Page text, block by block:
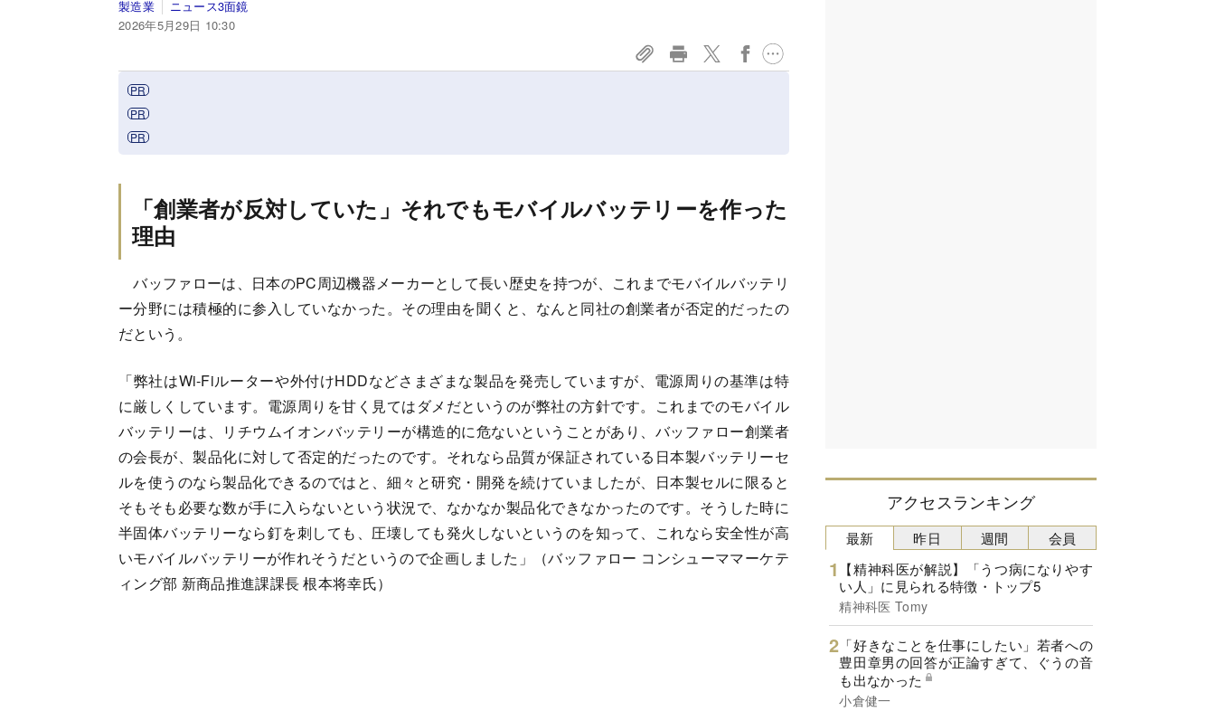
製造業
ニュース3面鏡
2026年5月29日 10:30
「創業者が反対していた」それでもモバイルバッテリーを作った
理由
バッファローは、日本のPC周辺機器メーカーとして長い歴史を持つが、これまでモバイルバッテリ
ー分野には積極的に参入していなかった。その理由を聞くと、なんと同社の創業者が否定的だったの
だという。
「弊社はWi-Fiルーターや外付けHDDなどさまざまな製品を発売していますが、電源周りの基準は特
に厳しくしています。電源周りを甘く見てはダメだというのが弊社の方針です。これまでのモバイル
バッテリーは、リチウムイオンバッテリーが構造的に危ないということがあり、バッファロー創業者
の会長が、製品化に対して否定的だったのです。それなら品質が保証されている日本製バッテリーセ
ルを使うのなら製品化できるのではと、細々と研究・開発を続けていましたが、日本製セルに限ると
そもそも必要な数が手に入らないという状況で、なかなか製品化できなかったのです。そうした時に
半固体バッテリーなら釘を刺しても、圧壊しても発火しないというのを知って、これなら安全性が高
いモバイルバッテリーが作れそうだというので企画しました」（バッファロー コンシューママーケテ
ィング部 新商品推進課課長 根本将幸氏）
アクセスランキング
最新
【精神科医が解説】「うつ病になりやす
い人」に見られる特徴・トップ5
精神科医 Tomy
「好きなことを仕事にしたい」若者への
豊田章男の回答が正論すぎて、ぐうの音
も出なかった
小倉健一
昨日 週間 会員